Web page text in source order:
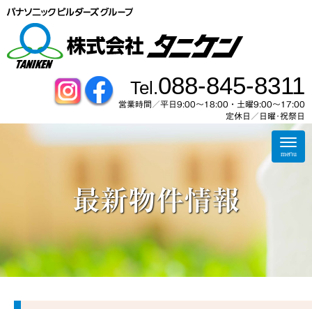
Tel.088-845-8311
営業時間／平日9:00～18:00・土曜9:00〜17:00
定休日／日曜･祝祭日
N
a
v
menu
最新物件情報